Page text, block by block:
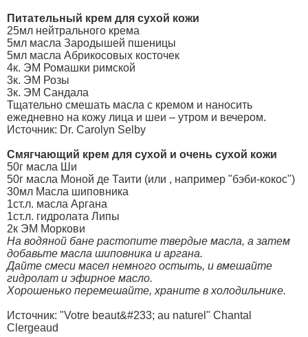
Питательный крем для сухой кожи
25мл нейтрального крема
5мл масла Зародышей пшеницы
5мл масла Абрикосовых косточек
4к. ЭМ Ромашки римской
3к. ЭМ Розы
3к. ЭМ Сандала
Тщательно смешать масла с кремом и наносить
ежедневно на кожу лица и шеи – утром и вечером.
Источник: Dr. Carolyn Selby
Смягчающий крем для сухой и очень сухой кожи
50г масла Ши
50г масла Моной де Таити (или , например "бэби-кокос")
30мл Масла шиповника
1ст.л. масла Аргана
1ст.л. гидролата Липы
2к ЭМ Моркови
На водяной бане растопите твердые масла, а затем
добавьте масла шиповника и аргана.
Дайте смеси масел немного остыть, и вмешайте
гидролат и эфирное масло.
Хорошенько перемешайте, храните в холодильнике.
Источник: "Votre beaut&#233; au naturel" Chantal
Clergeaud